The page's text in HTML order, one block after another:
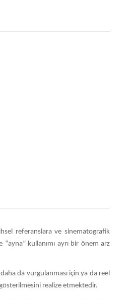
referanslara ve sinematografik
kullanımı ayrı bir önem arz
da vurgulanması için ya da reel
realize etmektedir.